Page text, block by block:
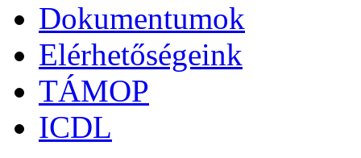
Dokumentumok
Elérhetőségeink
TÁMOP
ICDL